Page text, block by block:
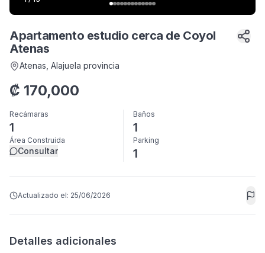
Apartamento estudio cerca de Coyol
Atenas
Atenas , Alajuela provincia
₡ 170,000
Recámaras
1
Baños
1
Área Construida
Consultar
Parking
1
Actualizado el: 25/06/2026
Detalles adicionales